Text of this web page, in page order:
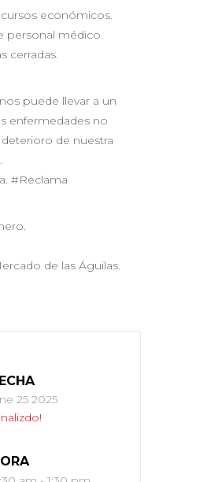
económicos.
personal médico.
cerradas.
puede llevar a un
enfermedades no
de nuestra
#Reclama
de las Águilas.
25 2025